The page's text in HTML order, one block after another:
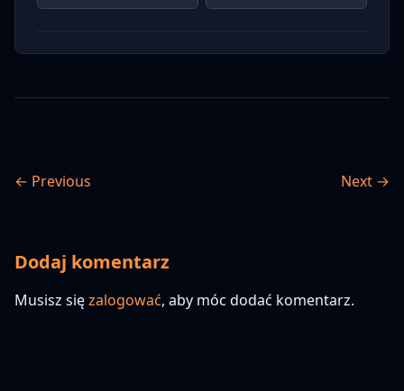
← Previous Next →
Dodaj komentarz
Musisz sięzalogować, aby móc dodać komentarz.